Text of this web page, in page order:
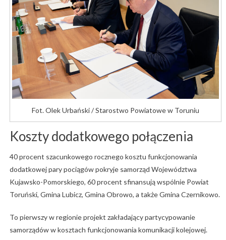
Fot. Olek Urbański / Starostwo Powiatowe w Toruniu
Koszty dodatkowego połączenia
40 procent szacunkowego rocznego kosztu funkcjonowania
dodatkowej pary pociągów pokryje samorząd Województwa
Kujawsko-Pomorskiego, 60 procent sfinansują wspólnie Powiat
Toruński, Gmina Lubicz, Gmina Obrowo, a także Gmina Czernikowo.
To pierwszy w regionie projekt zakładający partycypowanie
samorządów w kosztach funkcjonowania komunikacji kolejowej.